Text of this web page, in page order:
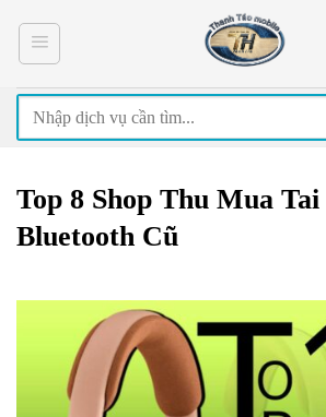
Top 8 Shop Thu Mua Tai
Bluetooth Cũ